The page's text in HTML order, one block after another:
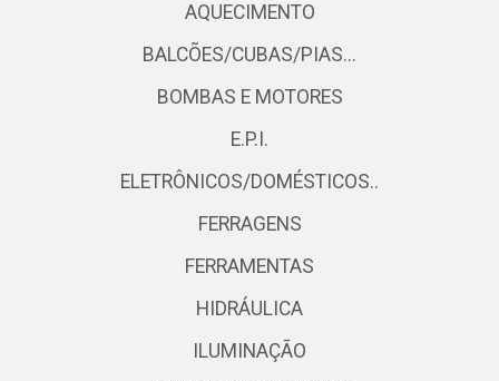
AQUECIMENTO
BALCÕES/CUBAS/PIAS...
BOMBAS E MOTORES
E.P.I.
ELETRÔNICOS/DOMÉSTICOS..
FERRAGENS
FERRAMENTAS
HIDRÁULICA
ILUMINAÇÃO